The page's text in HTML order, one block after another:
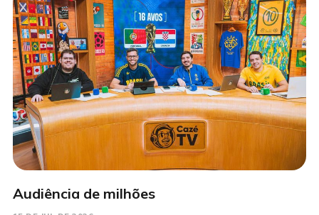
Audiência de milhões